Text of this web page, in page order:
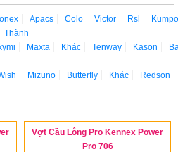
Apacs Colo Victor Rsl
Thành
Maxta Khác Tenway Kason
Mizuno Butterfly Khác
Redson
Vợt Cầu Lông Pro Kennex Power
Pro 706